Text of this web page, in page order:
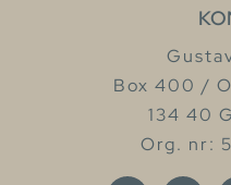
Box 400 /
134 40
Org. nr: